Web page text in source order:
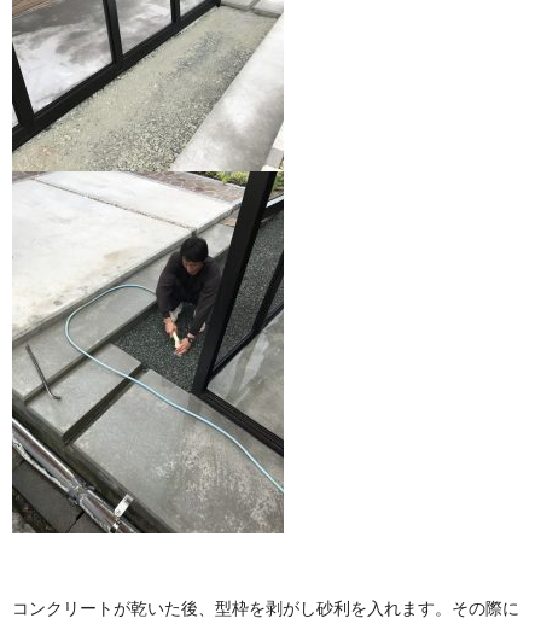
コンクリートが乾いた後、型枠を剥がし砂利を入れます。その際に